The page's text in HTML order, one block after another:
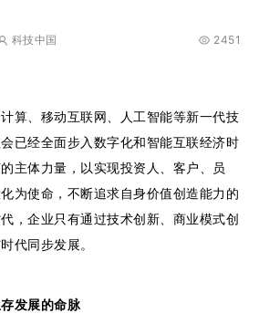
科技中国 2451
算、移动互联网、人工智能等新一代技
已经全面步入数字化和智能互联经济时
主体力量，以实现投资人、客户、员
为使命，不断追求自身价值创造能力的
，企业只有通过技术创新、商业模式创
代同步发展。
发展的命脉